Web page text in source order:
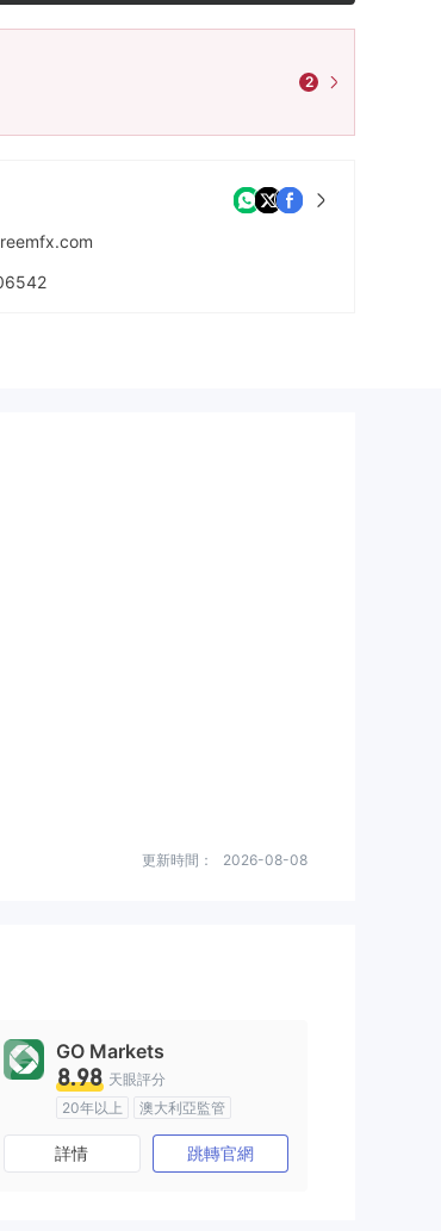
2
更新時間： 2026-08-08
GO Markets
8.98 天眼評分
20年以上
澳大利亞監管
全牌照 (MM)
cTrader
詳情 跳轉官網